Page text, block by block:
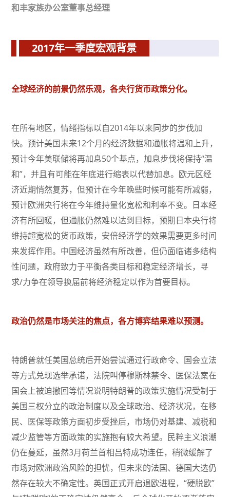
和丰家族办公室董事总经理
2017年一季度宏观背景
全球经济的前景仍然乐观，各央行货币政策分化。
在所有地区，情绪指标以自2014年以来同步的步伐加
快。预计美国未来12个月的经济数据和通胀将温和上升，
预计今年美联储将再加息50个基点，加息步伐将保持“温
和”，并且有可能在年底进行缩表以代替加息。欧元区经
济近期悄然复苏，但预计在今年晚些时候可能有所减弱，
预计欧洲央行将在今年维持量化宽松和利率不变。日本经
济有所回暖，但通胀仍然难以达到目标，预期日本央行将
维持超宽松的货币政策，安倍经济学的效果需要更多时间
来发挥作用。中国经济虽然有所改善，但仍面临诸多结构
性问题，政府致力于平衡各类目标和稳定经济增长，寻
求/力争在领导换届前将经济稳定以作为首要目标。
政治仍然是市场关注的焦点，各方博弈结果难以预测。
特朗普就任美国总统后开始尝试通过行政命令、国会立法
等方式兑现选举承诺，法院叫停穆斯林禁令、医保法案在
国会上被迫撤回等情况说明特朗普的政策实施情况受制于
美国三权分立的政治制度以及全球政治、经济状况，在移
民、医保等政策方面初步受挫后，市场仍对基建、减税和
减少监管等方面政策的实施抱有较大希望。民粹主义浪潮
仍在蔓延，虽然3月荷兰首相吕特成功连任，稍微缓解了
市场对欧洲政治风险的担忧，但未来的法国、德国大选仍
然存在较大不确定性。英国正式开启退欧进程，“硬脱欧”